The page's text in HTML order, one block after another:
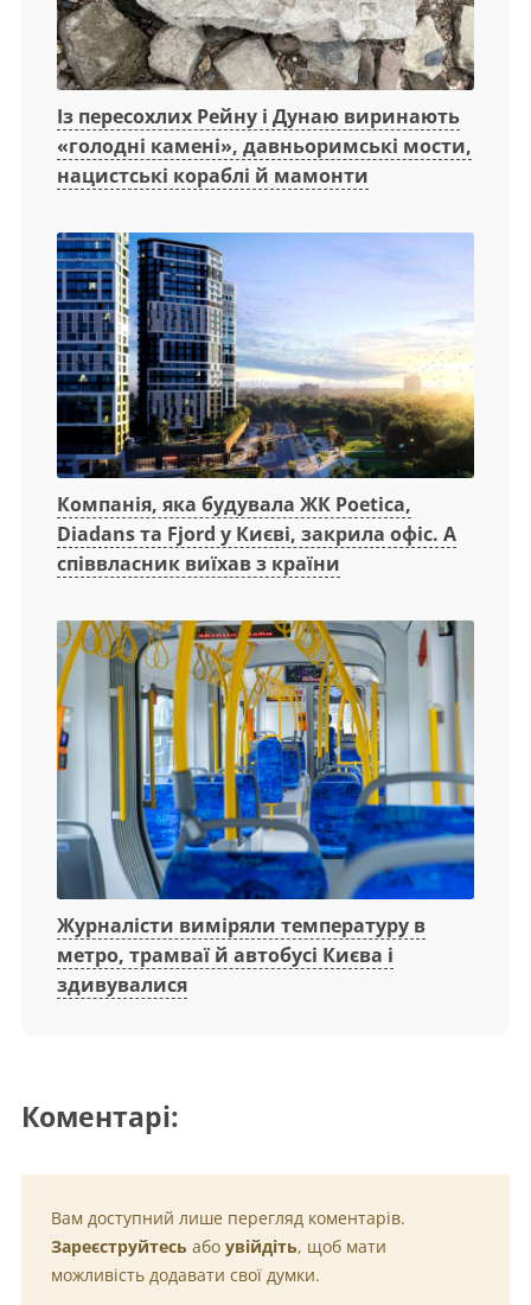
Із пересохлих Рейну і Дунаю виринають
«голодні камені», давньоримські мости,
нацистські кораблі й мамонти
Компанія, яка будувала ЖК Poetica,
Diadans та Fjord у Києві, закрила офіс. А
співвласник виїхав з країни
Журналісти виміряли температуру в
метро, трамваї й автобусі Києва і
здивувалися
Коментарі:
Вам доступний лише перегляд коментарів.
Зареєструйтесь або увійдіть, щоб мати
можливість додавати свої думки.